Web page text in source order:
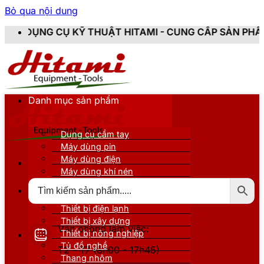
Bỏ qua nội dung
THUẬT HITAMI - CUNG CẤP SẢN PHẨM CHÍNH HÃNG,
Văn phòng làm việc:
T2 - T7 (8h00 - 17h45)
Danh mục sản phẩm
Dụng cụ cầm tay
Máy dùng pin
Máy dùng điện
Máy dùng khí nén
Thiết bị nâng đỡ
Thiết bị điện lạnh
Thiết bị xây dựng
Thiết bị nông nghiệp
Tủ đồ nghề
Thang nhôm